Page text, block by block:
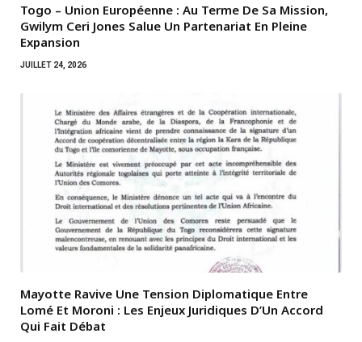
Togo – Union Européenne : Au Terme De Sa Mission,
Gwilym Ceri Jones Salue Un Partenariat En Pleine
Expansion
JUILLET 24, 2026
Mayotte Ravive Une Tension Diplomatique Entre
Lomé Et Moroni : Les Enjeux Juridiques D’Un Accord
Qui Fait Débat